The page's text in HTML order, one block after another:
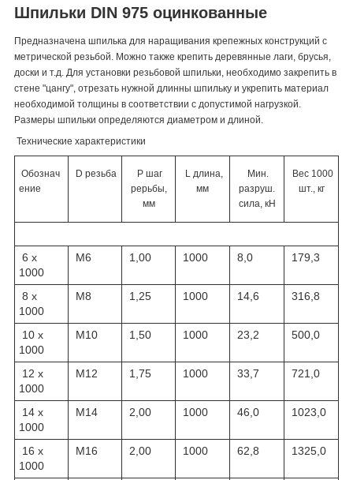
Шпильки DIN 975 оцинкованные
Предназначена шпилька для наращивания крепежных конструкций с
метрической резьбой. Можно также крепить деревянные лаги, брусья,
доски и т.д. Для установки резьбовой шпильки, необходимо закрепить в
стене "цангу", отрезать нужной длинны шпильку и укрепить материал
необходимой толщины в соответствии с допустимой нагрузкой.
Размеры шпильки определяются диаметром и длиной.
Технические характеристики
Обознач
ение
D резьба
P шаг
рерьбы,
мм
L длина,
мм
Мин.
разруш.
сила, кН
Вес 1000
шт., кг
6 х
1000
M6 1,00 1000 8,0 179,3
8 х
1000
M8 1,25 1000 14,6 316,8
10 х
1000
M10 1,50 1000 23,2 500,0
12 х
1000
M12 1,75 1000 33,7 721,0
14 х
1000
M14 2,00 1000 46,0 1023,0
16 х
1000
M16 2,00 1000 62,8 1325,0